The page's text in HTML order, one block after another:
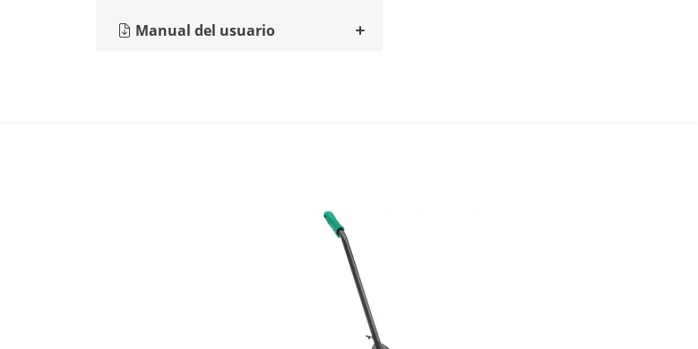
Manual del usuario